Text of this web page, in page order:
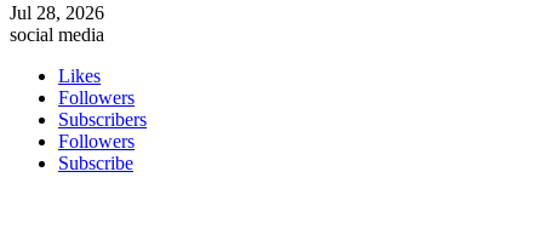
Jul 28, 2026
social media
Likes
Followers
Subscribers
Followers
Subscribe